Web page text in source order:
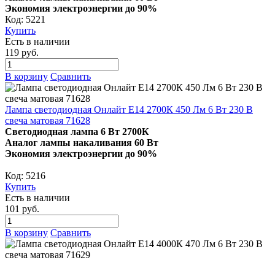
Экономия электроэнергии до 90%
Код: 5221
Купить
Есть в наличии
119 руб.
В корзину Сравнить
Лампа светодиодная Онлайт E14 2700К 450 Лм 6 Вт 230 В
свеча матовая 71628
Светодиодная лампа 6 Вт 2700К
Аналог лампы накаливания 60 Вт
Экономия электроэнергии до 90%
Код: 5216
Купить
Есть в наличии
101 руб.
В корзину Сравнить